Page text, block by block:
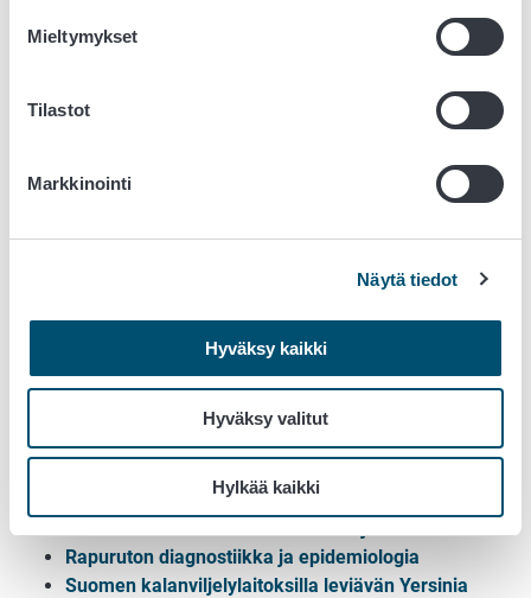
Mieltymykset
Tilastot
Markkinointi
Näytä tiedot
Hyväksy kaikki
Hyväksy valitut
Hylkää kaikki
Kalaterveyden hallinta kiertovesiviljelyssä
käynnistys –hanke
Kyttyrälohi - vieraslaji Barentsin alueen lohijoissa
todentaminen ja sertifiointi lypsykarjatalouden
Minkkien ja kettujen ruoansulatuskanavan
ongelmat, niiden ennaltaehkäisy ja kohdennettu
Mycoplasma bovis -tartunnan hallinta nautojen
Mycoplasma bovis -tartunnan vaikutukset ja
Rapuruton diagnostiikka ja epidemiologia
Suomen kalanviljelylaitoksilla leviävän Yersinia